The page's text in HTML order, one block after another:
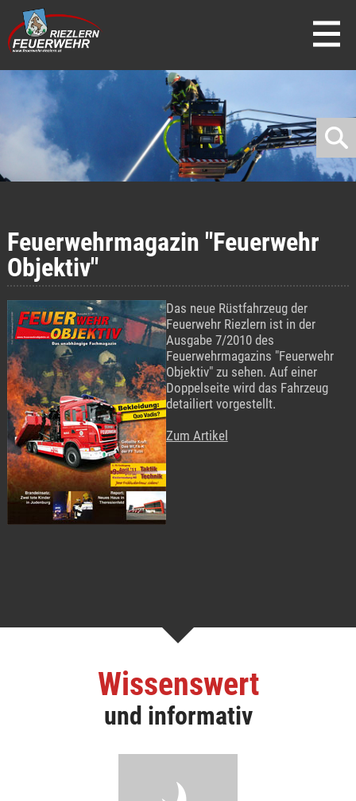
direkt zur Navigation
direkt zum Inhalt
Feuerwehrmagazin "Feuerwehr
Objektiv"
Das neue Rüstfahrzeug der
Feuerwehr Riezlern ist in der
Ausgabe 7/2010 des
Feuerwehrmagazins "Feuerwehr
Objektiv" zu sehen. Auf einer
Doppelseite wird das Fahrzeug
detailiert vorgestellt.
Zum Artikel
Wissenswert
und informativ